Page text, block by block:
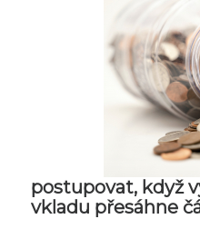
postupovat, když
vkladu přesáhne